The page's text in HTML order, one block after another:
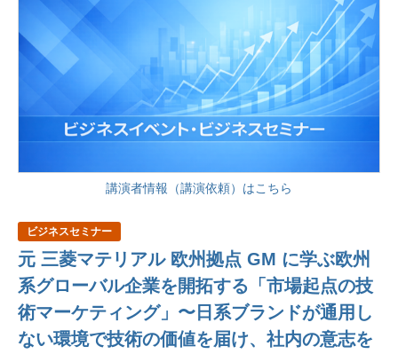
講演者情報（講演依頼）はこちら
ビジネスセミナー
元 三菱マテリアル 欧州拠点 GM に学ぶ欧州
系グローバル企業を開拓する「市場起点の技
術マーケティング」〜日系ブランドが通用し
ない環境で技術の価値を届け、社内の意志を